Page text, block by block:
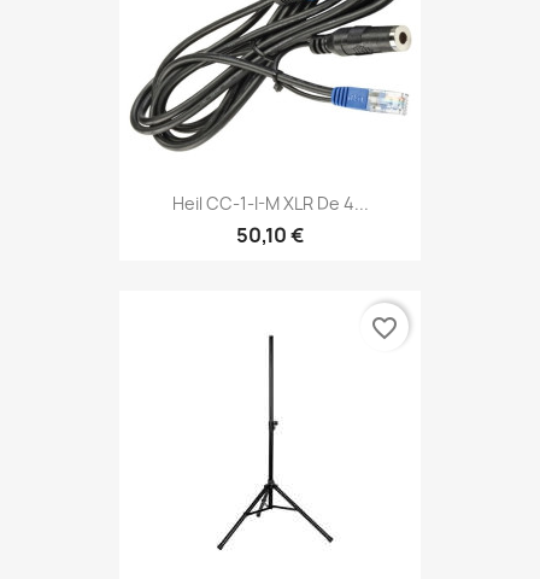
Heil CC-1-I-M XLR De 4...
50,10 €
favorite_border